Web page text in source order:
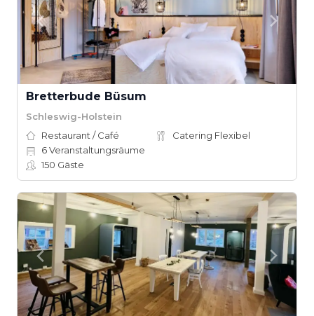
Bretterbude Büsum
Schleswig-Holstein
Restaurant / Café
Catering Flexibel
6Veranstaltungsräume
150 Gäste